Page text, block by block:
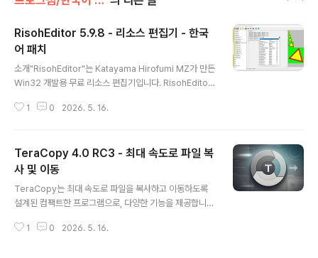
RisohEditor 5.9.8 - 리소스 편집기 - 한국
어 패치
소개"RisohEditor"는 Katayama Hirofumi MZ가 만든
Win32 개발용 무료 리소스 편집기입니다. RisohEditor
어로 "이상적인"을 의미합니다.RisohEditor는 EXE/DL
ows 리소스 (대화 상자, 메뉴, 아이콘, 커서, 문자열 테이
블, 메시지 테이블 등)를 편집할 수 있습니다.이 소프트웨어
는 다국어 (영어, 한국어, 중국어, 이탈리아어, 러시아어 및
일본어)입니다.주의 사항: "C:\Program Files" 또는
"C:\Program Files (x86)"에 설치하지 마십시오. ..
1 0 2026. 5. 16.
TeraCopy 4.0 RC3 - 최대 속도로 파일 복
사 및 이동
TeraCopy는 최대 속도로 파일을 복사하고 이동하도록
설계된 컴팩트한 프로그램으로, 다양한 기능을 제공합니
조정되는 버퍼를 사용하여 탐색 시간을 줄입니다. 비동기
1 0 2026. 5. 16.